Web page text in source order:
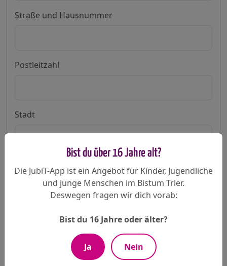
Straße und Hausnummer
Postleitzahl
Stadt
Teilnahmebeitrag pro Person (inkl. gesetzl. USt.)
Bist du über 16 Jahre alt?
Die JubiT-App ist ein Angebot für Kinder, Jugendliche
und junge Menschen im Bistum Trier.
Deswegen fragen wir dich vorab:
Bist du 16 Jahre oder älter?
Ja Nein